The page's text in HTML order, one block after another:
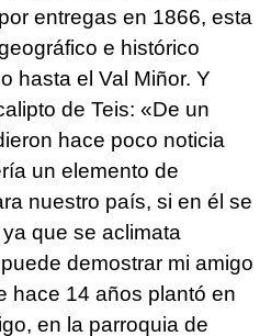
entregas en 1866, esta
e histórico
hasta el Val Miñor. Y
de Teis: «De un
hace poco noticia
un elemento de
nuestro país, si en él se
que se aclimata
demostrar mi amigo
hace 14 años plantó en
en la parroquia de